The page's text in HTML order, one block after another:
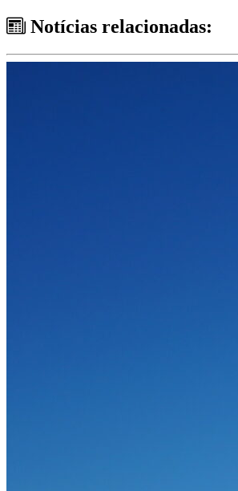
Notícias relacionadas: